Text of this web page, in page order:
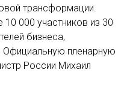
трансформации.
000 участников из 30
бизнеса,
Официальную пленарную
России Михаил